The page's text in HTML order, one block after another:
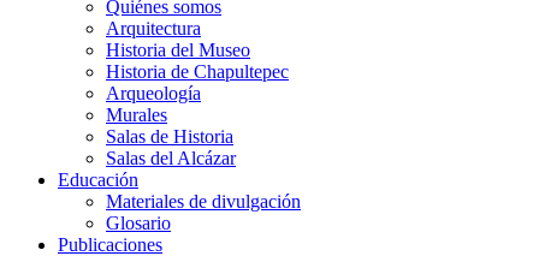
Quiénes somos
Arquitectura
Historia del Museo
Historia de Chapultepec
Arqueología
Murales
Salas de Historia
Salas del Alcázar
Educación
Materiales de divulgación
Glosario
Publicaciones